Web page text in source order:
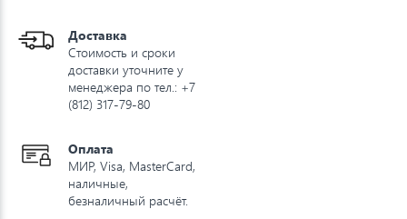
Доставка
Стоимость и сроки
доставки уточните у
менеджера по тел.: +7
(812) 317-79-80
Оплата
МИР, Visa, MasterCard,
наличные,
безналичный расчёт.